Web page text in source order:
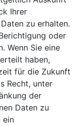
Ihrer
zu erhalten.
oder
Wenn Sie eine
haben,
für die Zukunft
Recht, unter
der
Daten zu
ein